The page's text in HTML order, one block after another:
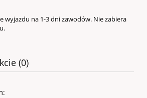
wyjazdu na 1-3 dni zawodów. Nie zabiera
(0)